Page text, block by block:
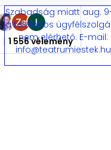
1 556 vélemény
Szabadság miatt aug.
a telefonos
nem elérhető. E-mail:
info@teatrumiestek.hu